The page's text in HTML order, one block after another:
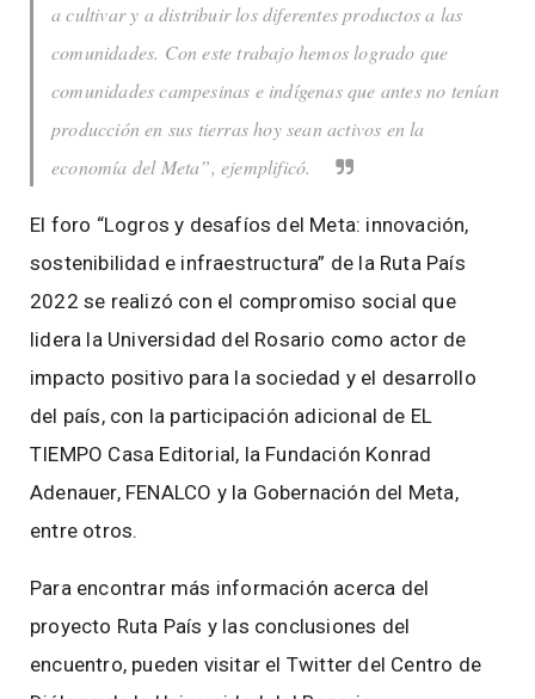
a cultivar y a distribuir los diferentes productos a las
comunidades. Con este trabajo hemos logrado que
comunidades campesinas e indígenas que antes no tenían
producción en sus tierras hoy sean activos en la
economía del Meta”, ejemplificó.
El foro “Logros y desafíos del Meta: innovación,
sostenibilidad e infraestructura” de la Ruta País
2022 se realizó con el compromiso social que
lidera la Universidad del Rosario como actor de
impacto positivo para la sociedad y el desarrollo
del país, con la participación adicional de EL
TIEMPO Casa Editorial, la Fundación Konrad
Adenauer, FENALCO y la Gobernación del Meta,
entre otros.
Para encontrar más información acerca del
proyecto Ruta País y las conclusiones del
encuentro, pueden visitar el Twitter del Centro de